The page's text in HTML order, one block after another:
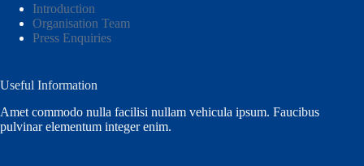
Introduction
Organisation Team
Press Enquiries
Useful Information
Amet commodo nulla facilisi nullam vehicula ipsum. Faucibus
pulvinar elementum integer enim.